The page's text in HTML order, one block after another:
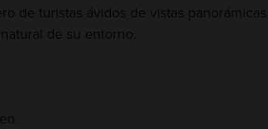
de turistas ávidos de vistas panorámicas
de su entorno.